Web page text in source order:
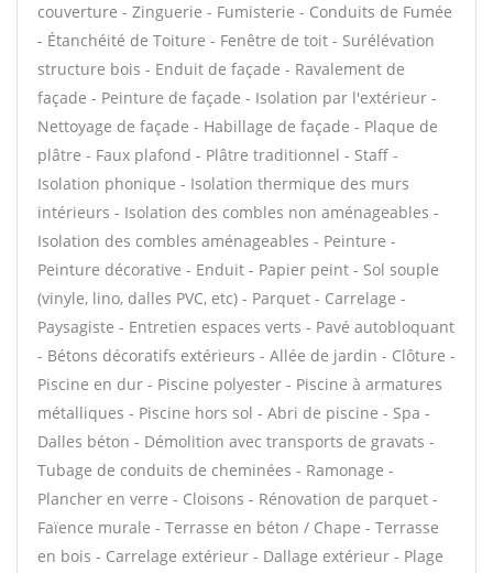
couverture - Zinguerie - Fumisterie - Conduits de Fumée
- Étanchéité de Toiture - Fenêtre de toit - Surélévation
structure bois - Enduit de façade - Ravalement de
façade - Peinture de façade - Isolation par l'extérieur -
Nettoyage de façade - Habillage de façade - Plaque de
plâtre - Faux plafond - Plâtre traditionnel - Staff -
Isolation phonique - Isolation thermique des murs
intérieurs - Isolation des combles non aménageables -
Isolation des combles aménageables - Peinture -
Peinture décorative - Enduit - Papier peint - Sol souple
(vinyle, lino, dalles PVC, etc) - Parquet - Carrelage -
Paysagiste - Entretien espaces verts - Pavé autobloquant
- Bétons décoratifs extérieurs - Allée de jardin - Clôture -
Piscine en dur - Piscine polyester - Piscine à armatures
métalliques - Piscine hors sol - Abri de piscine - Spa -
Dalles béton - Démolition avec transports de gravats -
Tubage de conduits de cheminées - Ramonage -
Plancher en verre - Cloisons - Rénovation de parquet -
Faïence murale - Terrasse en béton / Chape - Terrasse
en bois - Carrelage extérieur - Dallage extérieur - Plage